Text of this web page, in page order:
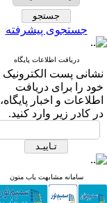
جستجوی پیشرفته
دریافت اطلاعات پایگاه
نشانی پست الکترونیک
خود را برای دریافت
اطلاعات و اخبار پایگاه،
در کادر زیر وارد کنید.
سامانه مشابهت یاب متون